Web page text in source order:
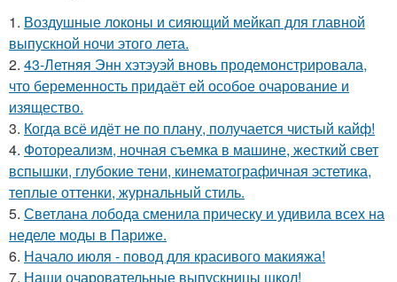
1. Воздушные локоны и сияющий мейкап для главной
выпускной ночи этого лета.
2. 43-Летняя Энн хэтэуэй вновь продемонстрировала,
что беременность придаёт ей особое очарование и
изящество.
3. Когда всё идёт не по плану, получается чистый кайф!
4. Фотореализм, ночная съемка в машине, жесткий свет
вспышки, глубокие тени, кинематографичная эстетика,
теплые оттенки, журнальный стиль.
5. Светлана лобода сменила прическу и удивила всех на
неделе моды в Париже.
6. Начало июля - повод для красивого макияжа!
7. Наши очаровательные выпускницы школ!